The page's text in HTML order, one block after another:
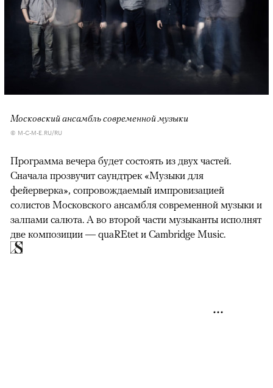
Московский ансамбль современной музыки
© M-C-M-E.RU/RU
Программа вечера будет состоять из двух частей.
Сначала прозвучит саундтрек «Музыки для
фейерверка», сопровождаемый импровизацией
солистов Московского ансамбля современной музыки и
залпами салюта. А во второй части музыканты исполнят
две композиции — quaREtet и Cambridge Music.